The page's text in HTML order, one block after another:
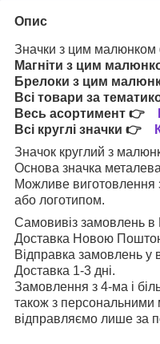
Опис
Значки з цим малюнком
Магніти з цим
Брелоки з цим
Всі товари за
Весь асортимент 👉
Всі круглі значки 👉
Значок круглий з
Основа значка
Можливе
або логотипом.
Самовивіз замовлень в
Доставка Новою
Відправка замовлень у
Доставка 1-3 дні.
Замовлення з 4-ма і
також з
відправляємо лише за